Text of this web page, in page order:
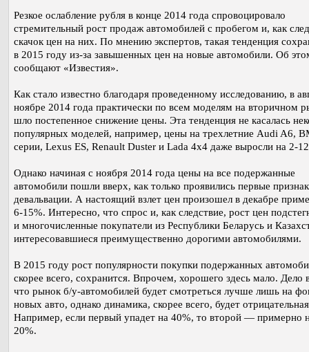
Резкое ослабление рубля в конце 2014 года спровоцировало
стремительный рост продаж автомобилей с пробегом и, как
скачок цен на них. По мнению экспертов, такая тенденция
в 2015 году из-за завышенных цен на новые автомобили. Об
сообщают «Известия».
Как стало известно благодаря проведенному исследованию, в
ноябре 2014 года практически по всем моделям на вторичном
шло постепенное снижение цены. Эта тенденция не касалась
популярных моделей, например, цены на трехлетние Audi A6,
серии, Lexus ES, Renault Duster и Lada 4x4 даже выросли на 2-
Однако начиная с ноября 2014 года цены на все подержанные
автомобили пошли вверх, как только проявились первые
девальвации. А настоящий взлет цен произошел в декабре
6-15%. Интересно, что спрос и, как следствие, рост цен
и многочисленные покупатели из Республики Беларусь и
интересовавшиеся преимущественно дорогими автомобилями.
В 2015 году рост популярности покупки подержанных
скорее всего, сохранится. Впрочем, хорошего здесь мало. Дело
что рынок б/у-автомобилей будет смотреться лучше лишь на
новых авто, однако динамика, скорее всего, будет
Например, если первый упадет на 40%, то второй — примерно
20%.